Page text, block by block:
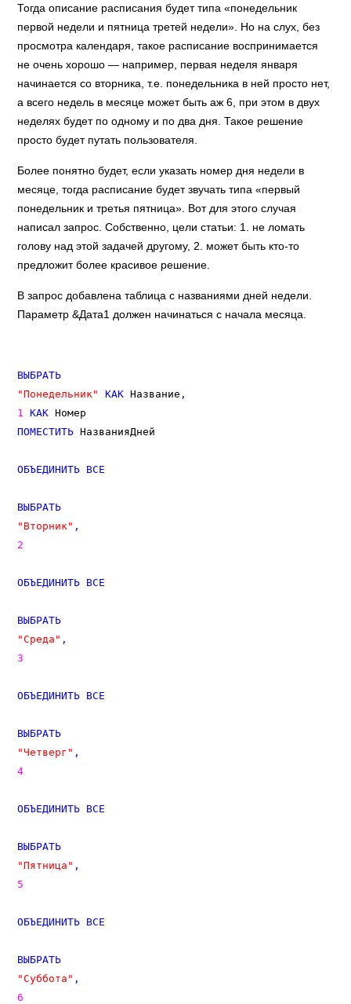
Тогда описание расписания будет типа «понедельник
первой недели и пятница третей недели». Но на слух, без
просмотра календаря, такое расписание воспринимается
не очень хорошо — например, первая неделя января
начинается со вторника, т.е. понедельника в ней просто нет,
а всего недель в месяце может быть аж 6, при этом в двух
неделях будет по одному и по два дня. Такое решение
просто будет путать пользователя.
Более понятно будет, если указать номер дня недели в
месяце, тогда расписание будет звучать типа «первый
понедельник и третья пятница». Вот для этого случая
написал запрос. Собственно, цели статьи: 1. не ломать
голову над этой задачей другому, 2. может быть кто-то
предложит более красивое решение.
В запрос добавлена таблица с названиями дней недели.
Параметр &Дата1 должен начинаться с начала месяца.
ВЫБРАТЬ
"Понедельник"
КАК Название ,
1
КАК
ПОМЕСТИТЬ НазванияДней
ОБЪЕДИНИТЬ ВСЕ
ВЫБРАТЬ
"Вторник" ,
2
ОБЪЕДИНИТЬ ВСЕ
ВЫБРАТЬ
"Среда" ,
3
ОБЪЕДИНИТЬ ВСЕ
ВЫБРАТЬ
"Четверг" ,
4
ОБЪЕДИНИТЬ ВСЕ
ВЫБРАТЬ
"Пятница" ,
5
ОБЪЕДИНИТЬ ВСЕ
ВЫБРАТЬ
"Суббота" ,
6